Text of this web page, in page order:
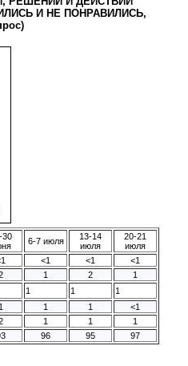
И НЕ ПОНРАВИЛИСЬ,
30
6-7 июля
13-14
июля
20-21
июля
<1 <1
<1
1 2 1
1 1
1
1 1 1
<1
1 1
1
96 95 97